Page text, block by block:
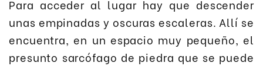
Para acceder al lugar hay que descender
unas empinadas y oscuras escaleras. Allí se
encuentra, en un espacio muy pequeño, el
presunto sarcófago de piedra que se puede